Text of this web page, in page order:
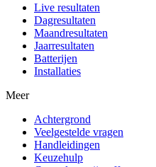
Live resultaten
Dagresultaten
Maandresultaten
Jaarresultaten
Batterijen
Installaties
Meer
Achtergrond
Veelgestelde vragen
Handleidingen
Keuzehulp